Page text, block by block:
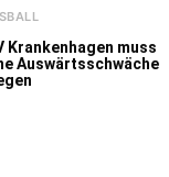
Krankenhagen muss
Auswärtsschwäche